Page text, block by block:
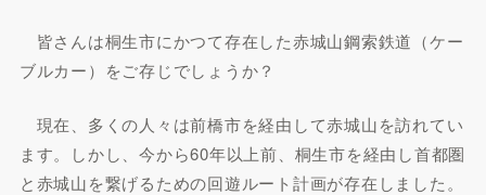
皆さんは桐生市にかつて存在した赤城山鋼索鉄道（ケー
ブルカー）をご存じでしょうか？
現在、多くの人々は前橋市を経由して赤城山を訪れてい
ます。しかし、今から60年以上前、桐生市を経由し首都圏
と赤城山を繋げるための回遊ルート計画が存在しました。